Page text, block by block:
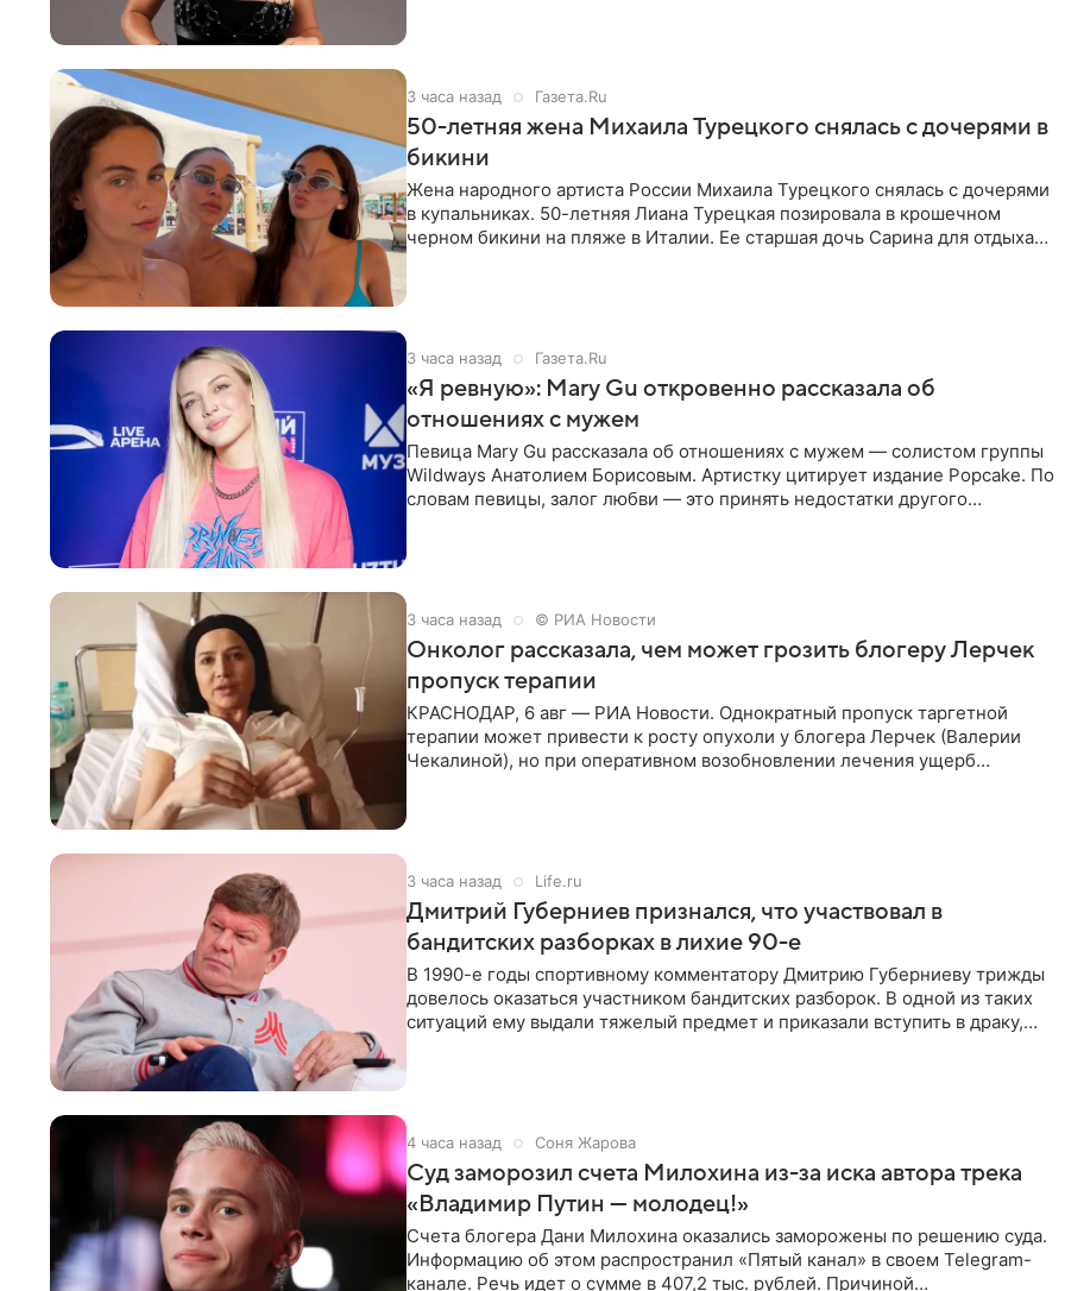
3 часа назад Газета.Ru
50-летняя жена Михаила Турецкого снялась с дочерями в
бикини
Жена народного артиста России Михаила Турецкого снялась с дочерями
в купальниках. 50-летняя Лиана Турецкая позировала в крошечном
черном бикини на пляже в Италии. Ее старшая дочь Сарина для отдыха
3 часа назад Газета.Ru
«Я ревную»: Mary Gu откровенно рассказала об
отношениях с мужем
Певица Mary Gu рассказала об отношениях с мужем — солистом группы
Wildways Анатолием Борисовым. Артистку цитирует издание Popcake. По
словам певицы, залог любви — это принять недостатки другого
3 часа назад © РИА Новости
Онколог рассказала, чем может грозить блогеру Лерчек
пропуск терапии
КРАСНОДАР, 6 авг — РИА Новости. Однократный пропуск таргетной
терапии может привести к росту опухоли у блогера Лерчек (Валерии
Чекалиной), но при оперативном возобновлении лечения ущерб
3 часа назад Life.ru
Дмитрий Губерниев признался, что участвовал в
бандитских разборках в лихие 90-е
В 1990-е годы спортивному комментатору Дмитрию Губерниеву трижды
довелось оказаться участником бандитских разборок. В одной из таких
ситуаций ему выдали тяжелый предмет и приказали вступить в драку,
4 часа назад Соня Жарова
Суд заморозил счета Милохина из-за иска автора трека
«Владимир Путин — молодец!»
Счета блогера Дани Милохина оказались заморожены по решению суда.
Информацию об этом распространил «Пятый канал» в своем Telegram-
канале. Речь идет о сумме в 407,2 тыс. рублей. Причиной